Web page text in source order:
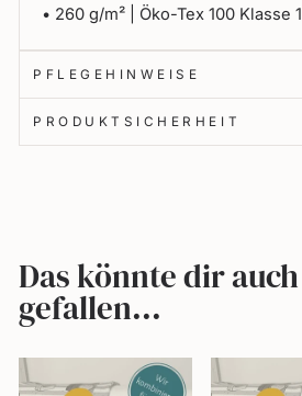
• 260 g/m² | Öko-Tex 100 Klasse 1
PFLEGEHINWEISE
PRODUKTSICHERHEIT
Das könnte dir auch
gefallen...